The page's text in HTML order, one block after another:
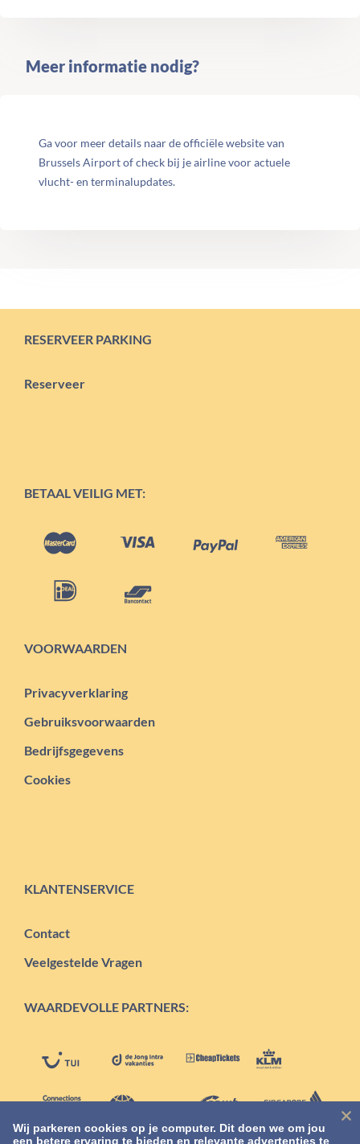
Meer informatie nodig?
Ga voor meer details naar de officiële website van
Brussels Airport of check bij je airline voor actuele
vlucht- en terminalupdates.
RESERVEER PARKING
Reserveer
BETAAL VEILIG MET:
VOORWAARDEN
Privacyverklaring
Gebruiksvoorwaarden
Bedrijfsgegevens
Cookies
KLANTENSERVICE
Contact
Veelgestelde Vragen
WAARDEVOLLE PARTNERS:
Wij parkeren cookies op je computer. Dit doen we om jou
een betere ervaring te bieden en relevante advertenties te